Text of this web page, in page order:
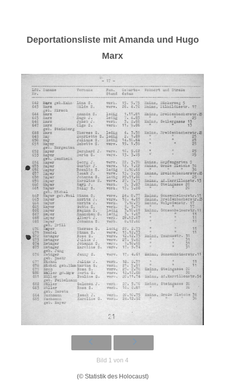
Deportationsliste mit Amanda und Hugo
Marx
Bild 1 von 4
(© Statistik des Holocaust)